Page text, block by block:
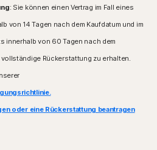
: Sie können einen Vertrag im Fall eines
von 14 Tagen nach dem Kaufdatum und im
innerhalb von 60 Tagen nach dem
Rückerstattung zu erhalten.
oder eine Rückerstattung beantragen